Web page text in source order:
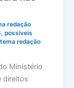
redação
,possíveis
tema redação
Ministério
direitos